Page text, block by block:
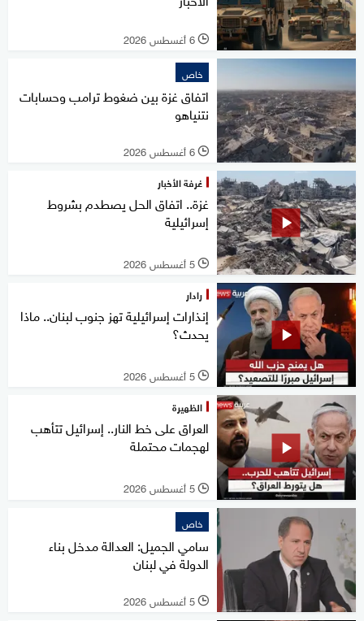
l 6 أغسطس 2026
خاص
اتفاق غزة بين ضغوط ترامب وحسابات
نتنياهو
l 6 أغسطس 2026
غرفة الأخبار
غزة.. اتفاق الحل يصطدم بشروط
إسرائيلية
l 5 أغسطس 2026
رادار
إنذارات إسرائيلية تهز جنوب لبنان.. ماذا
يحدث؟
l 5 أغسطس 2026
الظهيرة
العراق على خط النار.. إسرائيل تتأهب
لهجمات محتملة
l 5 أغسطس 2026
خاص
سامي الجميل: العدالة مدخل بناء
الدولة في لبنان
l 5 أغسطس 2026